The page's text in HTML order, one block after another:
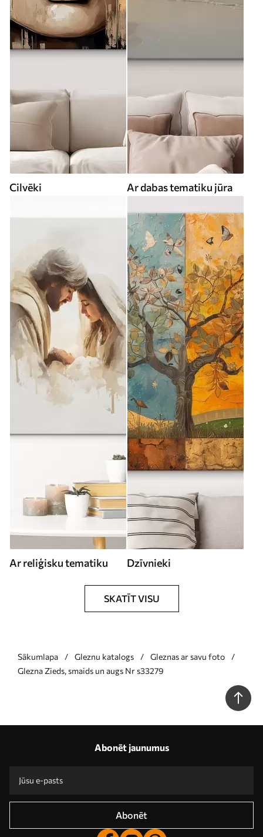
Cilvēki Ar dabas tematiku jūra
Ar reliģisku tematiku Dzīvnieki
SKATĪT VISU
Sākumlapa Gleznu katalogs
Gleznas ar savu foto
Glezna Zieds, smaids un augs Nr s33279
Abonēt jaunumus
Abonēt